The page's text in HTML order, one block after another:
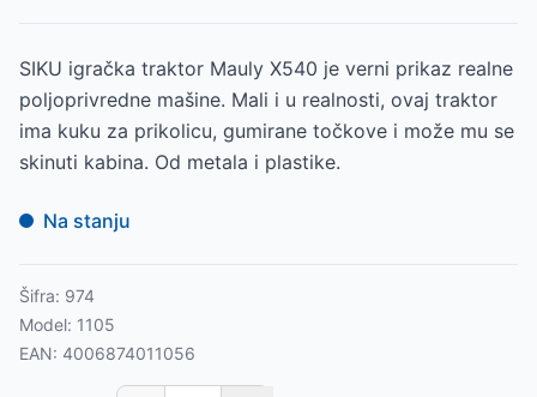
SIKU igračka traktor Mauly X540 je verni prikaz realne
poljoprivredne mašine. Mali i u realnosti, ovaj traktor
ima kuku za prikolicu, gumirane točkove i može mu se
skinuti kabina. Od metala i plastike.
Na stanju
Šifra: 974
Model: 1105
EAN: 4006874011056